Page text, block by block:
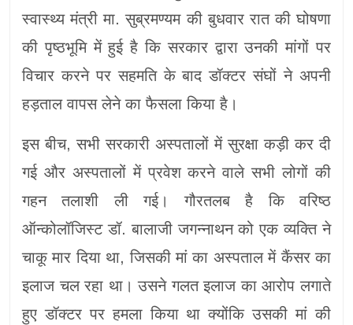
स्वास्थ्य मंत्री मा. सुब्रमण्यम की बुधवार रात की घोषणा
की पृष्ठभूमि में हुई है कि सरकार द्वारा उनकी मांगों पर
विचार करने पर सहमति के बाद डॉक्टर संघों ने अपनी
हड़ताल वापस लेने का फैसला किया है।
इस बीच, सभी सरकारी अस्पतालों में सुरक्षा कड़ी कर दी
गई और अस्पतालों में प्रवेश करने वाले सभी लोगों की
गहन तलाशी ली गई। गौरतलब है कि वरिष्ठ
ऑन्कोलॉजिस्ट डॉ. बालाजी जगन्नाथन को एक व्यक्ति ने
चाकू मार दिया था, जिसकी मां का अस्पताल में कैंसर का
इलाज चल रहा था। उसने गलत इलाज का आरोप लगाते
हुए डॉक्टर पर हमला किया था क्योंकि उसकी मां की